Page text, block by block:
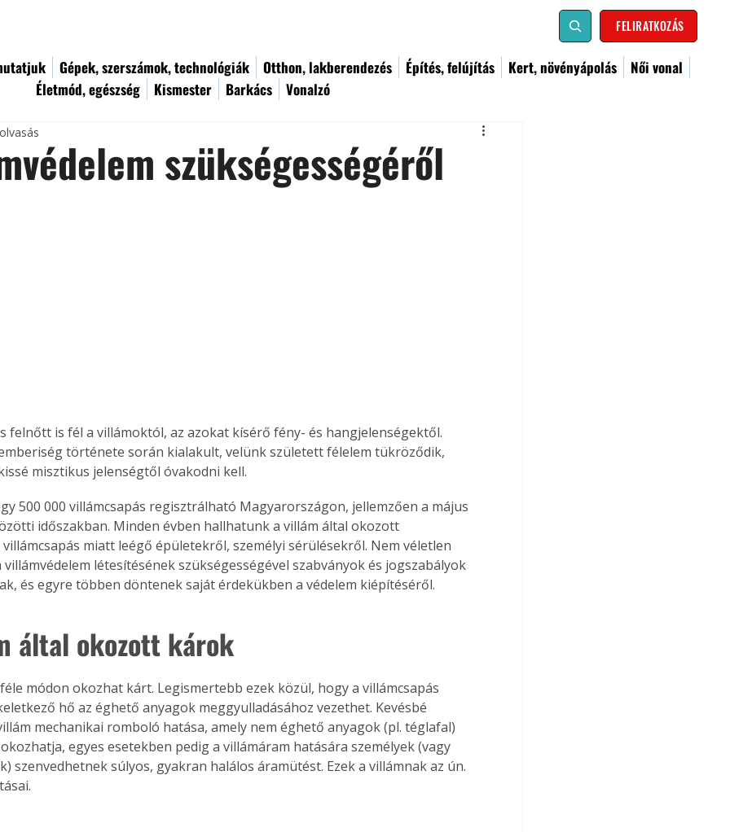
FELIRATKOZÁS
Gépek, szerszámok, technológiák Otthon, lakberendezés Építés, felújítás Kert, növényápolás
Női vonal
Életmód, egészség
Kismester Barkács Vonalzó
szükségességéről
felnőtt is fél a villámoktól, az azokat kísérő fény- és hangjelenségektől.
története során kialakult, velünk született félelem tükröződik,
misztikus jelenségtől óvakodni kell.
500 000 villámcsapás regisztrálható Magyarországon, jellemzően a május
időszakban. Minden évben hallhatunk a villám által okozott
miatt leégő épületekről, személyi sérülésekről. Nem véletlen
létesítésének szükségességével szabványok és jogszabályok
és egyre többen döntenek saját érdekükben a védelem kiépítéséről.
által okozott károk
módon okozhat kárt. Legismertebb ezek közül, hogy a villámcsapás
hő az éghető anyagok meggyulladásához vezethet. Kevésbé
mechanikai romboló hatása, amely nem éghető anyagok (pl. téglafal)
egyes esetekben pedig a villámáram hatására személyek (vagy
szenvedhetnek súlyos, gyakran halálos áramütést. Ezek a villámnak az ún.